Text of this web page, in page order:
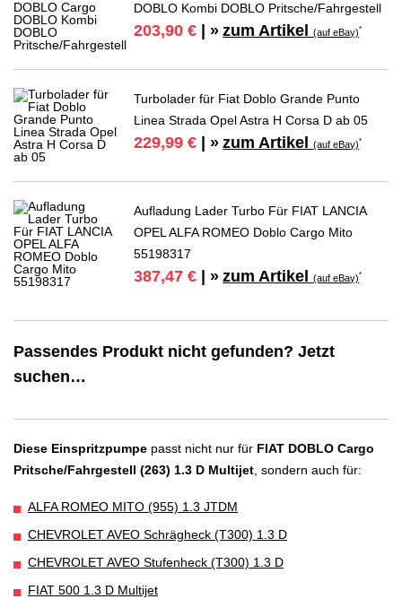
DOBLO Kombi DOBLO Pritsche/Fahrgestell
203,90 € | » zum Artikel(auf eBay)*
Turbolader für Fiat Doblo Grande Punto
Linea Strada Opel Astra H Corsa D ab 05
229,99 € | » zum Artikel(auf eBay)*
Aufladung Lader Turbo Für FIAT LANCIA
OPEL ALFA ROMEO Doblo Cargo Mito
55198317
387,47 € | » zum Artikel(auf eBay)*
Passendes Produkt nicht gefunden? Jetzt
suchen…
Diese Einspritzpumpe passt nicht nur für FIAT DOBLO Cargo
Pritsche/Fahrgestell (263) 1.3 D Multijet , sondern auch für:
ALFA ROMEO MITO (955) 1.3 JTDM
CHEVROLET AVEO Schrägheck (T300) 1.3 D
CHEVROLET AVEO Stufenheck (T300) 1.3 D
FIAT 500 1.3 D Multijet